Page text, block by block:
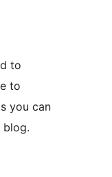
to
to
you can